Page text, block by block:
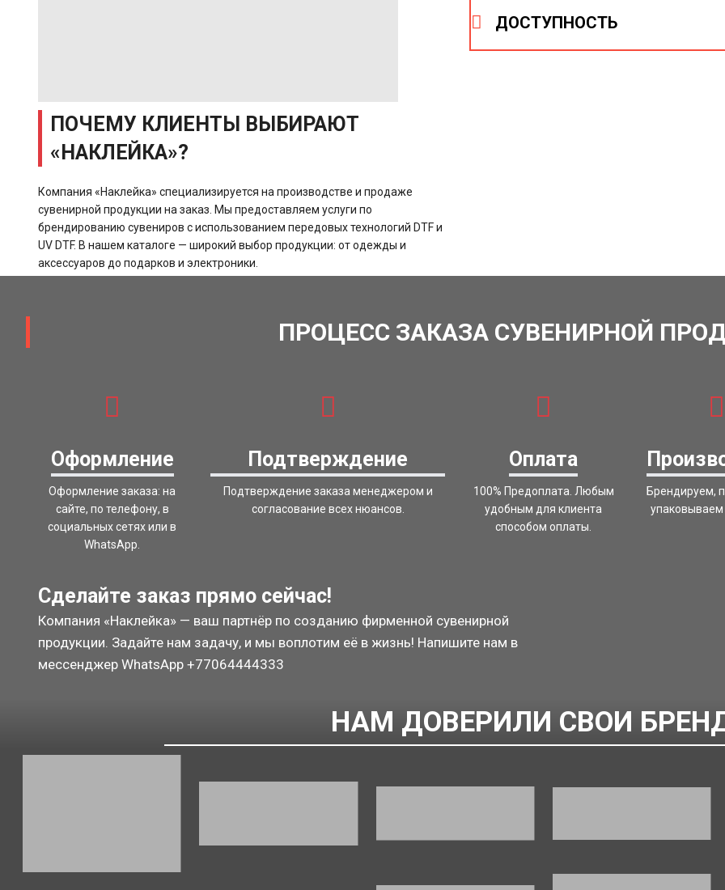
ПОЧЕМУ КЛИЕНТЫ ВЫБИРАЮТ
«НАКЛЕЙКА»?
Компания «Наклейка» специализируется на производстве и продаже
сувенирной продукции на заказ. Мы предоставляем услуги по
брендированию сувениров с использованием передовых технологий DTF и
UV DTF. В нашем каталоге — широкий выбор продукции: от одежды и
аксессуаров до подарков и электроники.
способны нанести все что угодно на
качество, яркость и стойкость
ДОСТУПНОСТЬ
ПРОЦЕСС ЗАКАЗА СУВЕНИРНОЙ
Оформление
Оформление заказа: на
сайте, по телефону, в
социальных сетях или в
WhatsApp.
Подтверждение
Подтверждение заказа менеджером и
согласование всех нюансов.
Оплата
100% Предоплата. Любым
удобным для клиента
способом оплаты.
Брендируем,
упаковываем
Сделайте заказ прямо сейчас!
Компания «Наклейка» — ваш партнёр по созданию фирменной сувенирной
продукции. Задайте нам задачу, и мы воплотим её в жизнь! Напишите нам в
мессенджер WhatsApp +77064444333
НАМ ДОВЕРИЛИ СВОИ